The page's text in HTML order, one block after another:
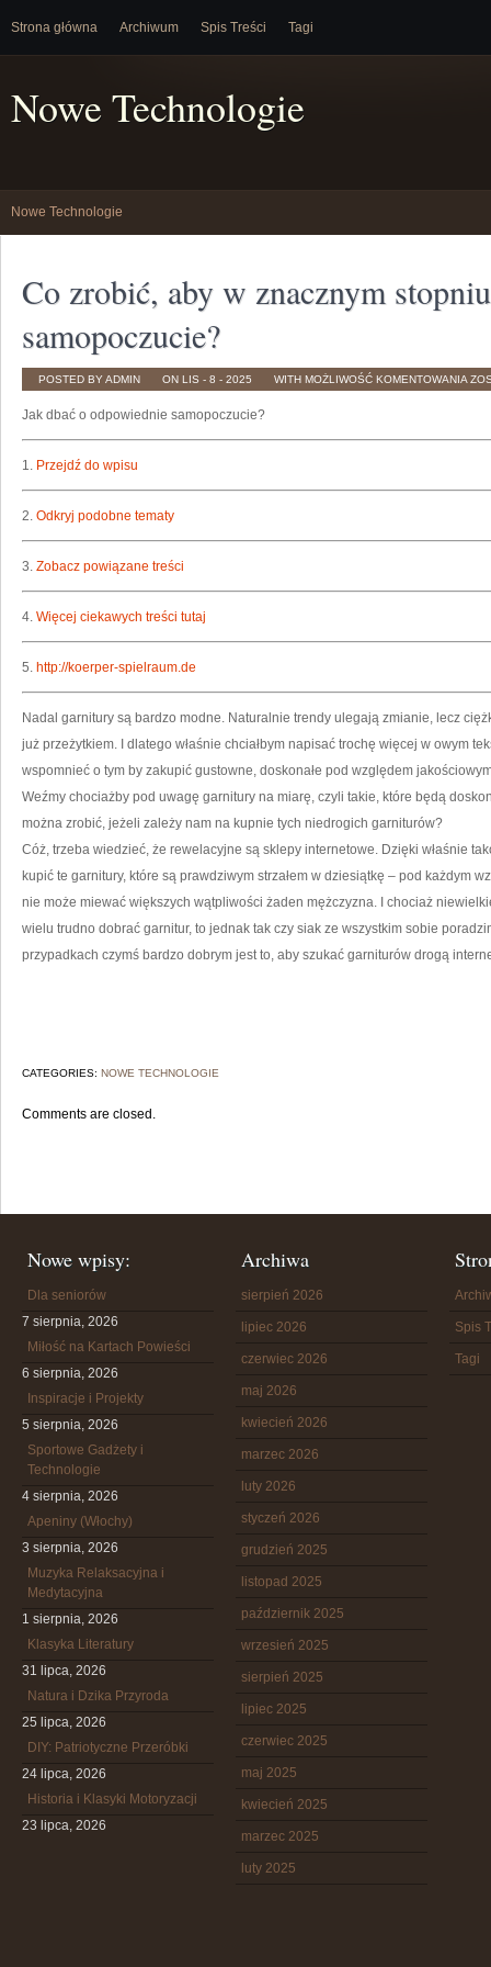
Strona główna Archiwum Spis Treści Tagi
Nowe Technologie
Nowe Technologie
Co zrobić, aby w znacznym
samopoczucie?
POSTED BY ADMIN ON LIS - 8 - 2025 WITH MOŻLIWOŚĆ KOMENTOWANIA CO
Jak dbać o odpowiednie samopoczucie?
1. Przejdź do wpisu
2. Odkryj podobne tematy
3. Zobacz powiązane treści
4. Więcej ciekawych treści tutaj
5. http://koerper-spielraum.de
Nadal garnitury są bardzo modne. Naturalnie trendy ulegają zmianie, lecz
już przeżytkiem. I dlatego właśnie chciałbym napisać trochę więcej w owym
wspomnieć o tym by zakupić gustowne, doskonałe pod względem
Weźmy chociażby pod uwagę garnitury na miarę, czyli takie, które będą
można zrobić, jeżeli zależy nam na kupnie tych niedrogich garniturów?
Cóż, trzeba wiedzieć, że rewelacyjne są sklepy internetowe. Dzięki właśnie
kupić te garnitury, które są prawdziwym strzałem w dziesiątkę – pod każdym
nie może miewać większych wątpliwości żaden mężczyzna. I chociaż
wielu trudno dobrać garnitur, to jednak tak czy siak ze wszystkim sobie
przypadkach czymś bardzo dobrym jest to, aby szukać garniturów drogą
CATEGORIES: NOWE TECHNOLOGIE
Comments are closed.
Nowe wpisy:
Dla seniorów
7 sierpnia, 2026
Miłość na Kartach Powieści
6 sierpnia, 2026
Inspiracje i Projekty
5 sierpnia, 2026
Sportowe Gadżety i
Technologie
4 sierpnia, 2026
Apeniny (Włochy)
3 sierpnia, 2026
Muzyka Relaksacyjna i
Medytacyjna
1 sierpnia, 2026
Klasyka Literatury
31 lipca, 2026
Natura i Dzika Przyroda
25 lipca, 2026
DIY: Patriotyczne Przeróbki
24 lipca, 2026
Historia i Klasyki Motoryzacji
23 lipca, 2026
Archiwa
sierpień 2026
lipiec 2026
czerwiec 2026
maj 2026
kwiecień 2026
marzec 2026
luty 2026
styczeń 2026
grudzień 2025
listopad 2025
październik 2025
wrzesień 2025
sierpień 2025
lipiec 2025
czerwiec 2025
maj 2025
kwiecień 2025
marzec 2025
luty 2025
Spis
Tagi